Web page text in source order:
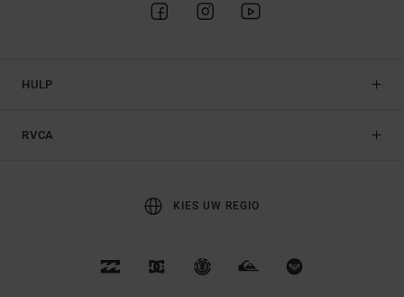
HULP
RVCA
KIES UW REGIO